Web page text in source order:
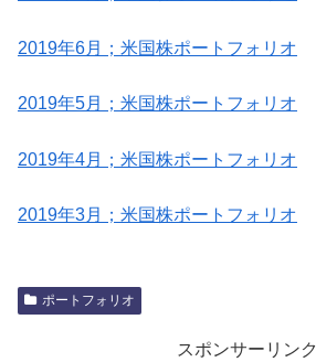
2019年6月；米国株ポートフォリオ
2019年5月；米国株ポートフォリオ
2019年4月；米国株ポートフォリオ
2019年3月；米国株ポートフォリオ
ポートフォリオ
スポンサーリンク